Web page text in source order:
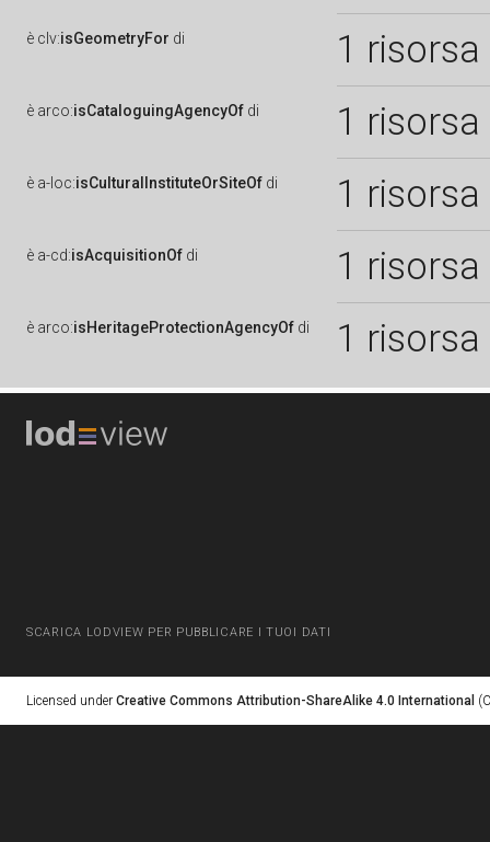
è clv:isGeometryFor di 1 risorsa
è arco:isCataloguingAgencyOf di 1 risorsa
è a-loc:isCulturalInstituteOrSiteOf di 1 risorsa
è a-cd:isAcquisitionOf di 1 risorsa
è arco:isHeritageProtectionAgencyOf di 1 risorsa
SCARICA LODVIEW PER PUBBLICARE I TUOI DATI
Licensed under Creative Commons Attribution-ShareAlike 4.0 International